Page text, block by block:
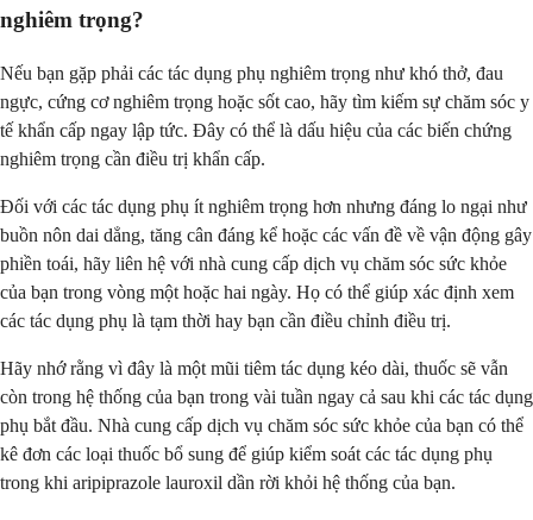
nghiêm trọng?
Nếu bạn gặp phải các tác dụng phụ nghiêm trọng như khó thở, đau
ngực, cứng cơ nghiêm trọng hoặc sốt cao, hãy tìm kiếm sự chăm sóc y
tế khẩn cấp ngay lập tức. Đây có thể là dấu hiệu của các biến chứng
nghiêm trọng cần điều trị khẩn cấp.
Đối với các tác dụng phụ ít nghiêm trọng hơn nhưng đáng lo ngại như
buồn nôn dai dẳng, tăng cân đáng kể hoặc các vấn đề về vận động gây
phiền toái, hãy liên hệ với nhà cung cấp dịch vụ chăm sóc sức khỏe
của bạn trong vòng một hoặc hai ngày. Họ có thể giúp xác định xem
các tác dụng phụ là tạm thời hay bạn cần điều chỉnh điều trị.
Hãy nhớ rằng vì đây là một mũi tiêm tác dụng kéo dài, thuốc sẽ vẫn
còn trong hệ thống của bạn trong vài tuần ngay cả sau khi các tác dụng
phụ bắt đầu. Nhà cung cấp dịch vụ chăm sóc sức khỏe của bạn có thể
kê đơn các loại thuốc bổ sung để giúp kiểm soát các tác dụng phụ
trong khi aripiprazole lauroxil dần rời khỏi hệ thống của bạn.